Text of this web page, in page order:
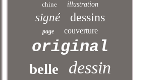
chine illustration
signé dessins
page couverture
original
belle dessin